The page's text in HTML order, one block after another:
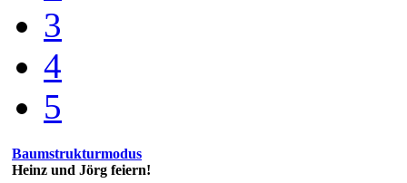
3
4
5
Baumstrukturmodus
Heinz und Jörg feiern!